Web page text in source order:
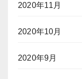
2020年11月
2020年10月
2020年9月